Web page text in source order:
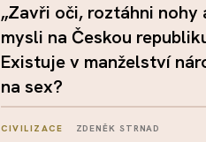
„Zavři oči, roztáhni nohy
mysli na Českou
Existuje v manželství
na sex?
CIVILIZACE ZDENĚK STRNAD